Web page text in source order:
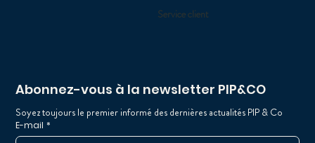
Abonnez-vous à la newsletter PIP&CO
Soyez toujours le premier informé des dernières actualités PIP & Co
E-mail *
Service client